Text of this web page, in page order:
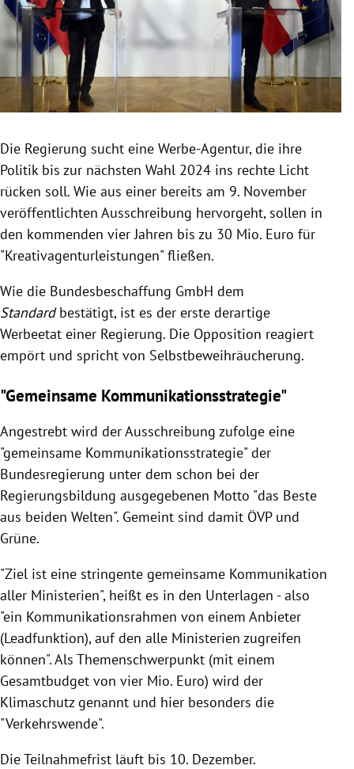
Untermenü
Untermenü
Untermenü
Untermenü
Die Regierung sucht eine Werbe-Agentur, die ihre
Politik bis zur nächsten Wahl 2024 ins rechte Licht
rücken soll. Wie aus einer bereits am 9. November
veröffentlichten Ausschreibung hervorgeht, sollen in
den kommenden vier Jahren bis zu 30 Mio. Euro für
"Kreativagenturleistungen" fließen.
Wie die Bundesbeschaffung GmbH dem
Standardbestätigt, ist es der erste derartige
Werbeetat einer Regierung. Die Opposition reagiert
empört und spricht von Selbstbeweihräucherung.
"Gemeinsame Kommunikationsstrategie"
Angestrebt wird der Ausschreibung zufolge eine
"gemeinsame Kommunikationsstrategie" der
Bundesregierung unter dem schon bei der
Regierungsbildung ausgegebenen Motto "das Beste
aus beiden Welten". Gemeint sind damit ÖVP und
Grüne.
"Ziel ist eine stringente gemeinsame Kommunikation
aller Ministerien", heißt es in den Unterlagen - also
"ein Kommunikationsrahmen von einem Anbieter
(Leadfunktion), auf den alle Ministerien zugreifen
können". Als Themenschwerpunkt (mit einem
Gesamtbudget von vier Mio. Euro) wird der
Klimaschutz genannt und hier besonders die
"Verkehrswende".
Die Teilnahmefrist läuft bis 10. Dezember.